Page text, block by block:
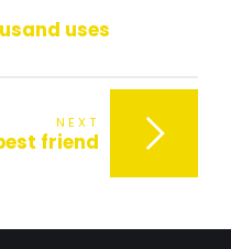
uses
NEXT
friend